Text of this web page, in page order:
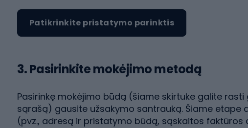
Patikrinkite pristatymo parinktis
3. Pasirinkite mokėjimo metodą
Pasirinkę mokėjimo būdą (šiame skirtuke galite
sąrašą) gausite užsakymo santrauką. Šiame etape
(pvz., adresą ir pristatymo būdą, sąskaitos faktūros